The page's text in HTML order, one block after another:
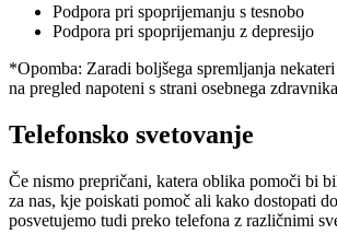
Podpora pri spoprijemanju s tesnobo
Podpora pri spoprijemanju z depresijo
*Opomba: Zaradi boljšega spremljanja
na pregled napoteni s strani osebnega
Telefonsko svetovanje
Če nismo prepričani, katera oblika pomoči bi
za nas, kje poiskati pomoč ali kako dostopati
posvetujemo tudi preko telefona z različnimi